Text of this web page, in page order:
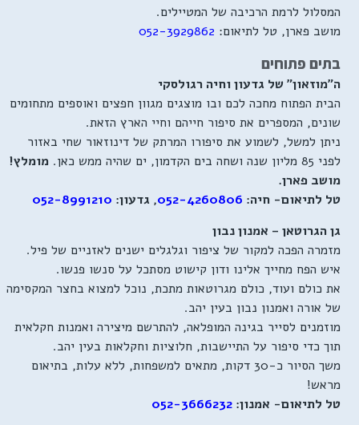
המסלול לרמת הרכיבה של המטיילים.
מושב פארן, טל לתיאום: 052-3929862
בתים פתוחים
ה"מוזאון" של גדעון וחיה רגולסקי
הבית הפתוח מחכה לכם ובו מוצגים מגוון חפצים ואוספים מתחומים
שונים, המספרים את סיפור חייהם וחיי הארץ הזאת.
ניתן למשל, לשמוע את סיפורו המרתק של דינוזאור שחי באזור
לפני 85 מליון שנה ושחה בים הקדמון, ים שהיה ממש כאן.
מומלץ!
מושב פארן.
טל לתיאום- חיה: 052-4260806
, גדעון: 052-8991210
גן הגרוטאן – אמנון נבון
מזמרה הפכה למקור של ציפור וגלגלים ישנים לאזניים של פיל.
איש הפח מחייך אלינו ודון קישוט מסתכל על סנשו פנשו.
את כולם ועוד, כולם מגרוטאות מתכת, נוכל למצוא בחצר המקסימה
של אורה ואמנון נבון בעין יהב.
מוזמנים לסייר בגינה המופלאה, להתרשם מיצירה ואמנות חקלאית
תוך כדי סיפור על התיישבות, חלוציות וחקלאות בעין יהב.
משך הסיור כ-30 דקות, מתאים למשפחות, ללא עלות, בתיאום
מראש!
טל לתיאום- אמנון: 052-3666232